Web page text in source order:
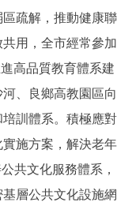
疏解，推動健康聯
用，全市經常參加
高品質教育體系建
、良鄉高教園區向
訓體系。積極應對
施方案，解決老年
共文化服務體系，
層公共文化設施網